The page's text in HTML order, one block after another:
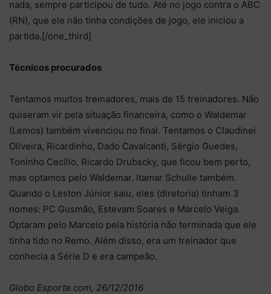
nada, sempre participou de tudo. Até no jogo contra o ABC
(RN), que ele não tinha condições de jogo, ele iniciou a
partida.[/one_third]
Técnicos procurados
Tentamos muitos treinadores, mais de 15 treinadores. Não
quiseram vir pela situação financeira, como o Waldemar
(Lemos) também vivenciou no final. Tentamos o Claudinei
Oliveira, Ricardinho, Dado Cavalcanti, Sérgio Guedes,
Toninho Cecílio, Ricardo Drubscky, que ficou bem perto,
mas optamos pelo Waldemar. Itamar Schulle também.
Quando o Leston Júnior saiu, eles (diretoria) tinham 3
nomes: PC Gusmão, Estevam Soares e Marcelo Veiga.
Optaram pelo Marcelo pela história não terminada que ele
tinha tido no Remo. Além disso, era um treinador que
conhecia a Série D e era campeão.
Globo Esporte.com, 26/12/2016